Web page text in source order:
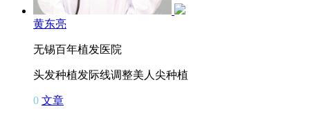
黄东亮
无锡百年植发医院
头发种植发际线调整美人尖种植
0 文章